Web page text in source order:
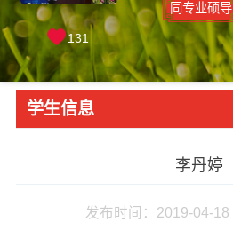
同专业硕导
131
学生信息
李丹婷
发布时间：2019-04-18